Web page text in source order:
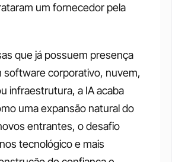
um fornecedor pela
que já possuem presença
software corporativo, nuvem,
infraestrutura, a IA acaba
uma expansão natural do
entrantes, o desafio
tecnológico e mais